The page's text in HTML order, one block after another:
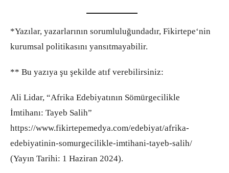
*Yazılar, yazarlarının sorumluluğundadır, Fikirtepe‘nin
kurumsal politikasını yansıtmayabilir.
** Bu yazıya şu şekilde atıf verebilirsiniz:
Ali Lidar, “Afrika Edebiyatının Sömürgecilikle
İmtihanı: Tayeb Salih”
https://www.fikirtepemedya.com/edebiyat/afrika-
edebiyatinin-somurgecilikle-imtihani-tayeb-salih/
(Yayın Tarihi: 1 Haziran 2024).